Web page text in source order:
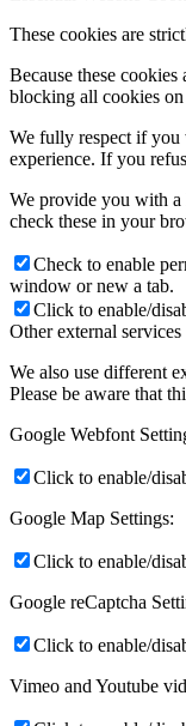
These cookies are
Because these
blocking all cookies
We fully respect if you
experience. If you
We provide you with a
check these in your
Check to enable
window or new a tab.
Click to enable/
Other external services
We also use different
Please be aware that
Google Webfont
Click to enable/
Google Map Settings:
Click to enable/
Google reCaptcha
Click to enable/
Vimeo and Youtube